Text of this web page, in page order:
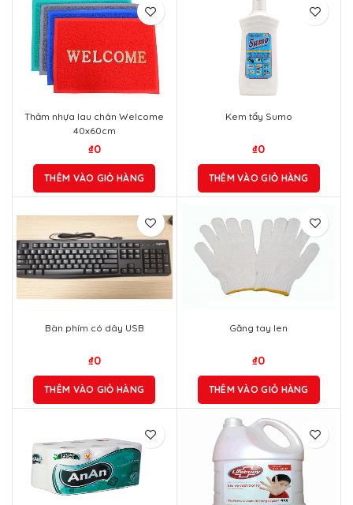
Thảm nhựa lau chân Welcome
40x60cm
₫0
THÊM VÀO GIỎ HÀNG
Kem tẩy Sumo
₫0
THÊM VÀO GIỎ HÀNG
Bàn phím có dây USB
₫0
THÊM VÀO GIỎ HÀNG
Găng tay len
₫0
THÊM VÀO GIỎ HÀNG